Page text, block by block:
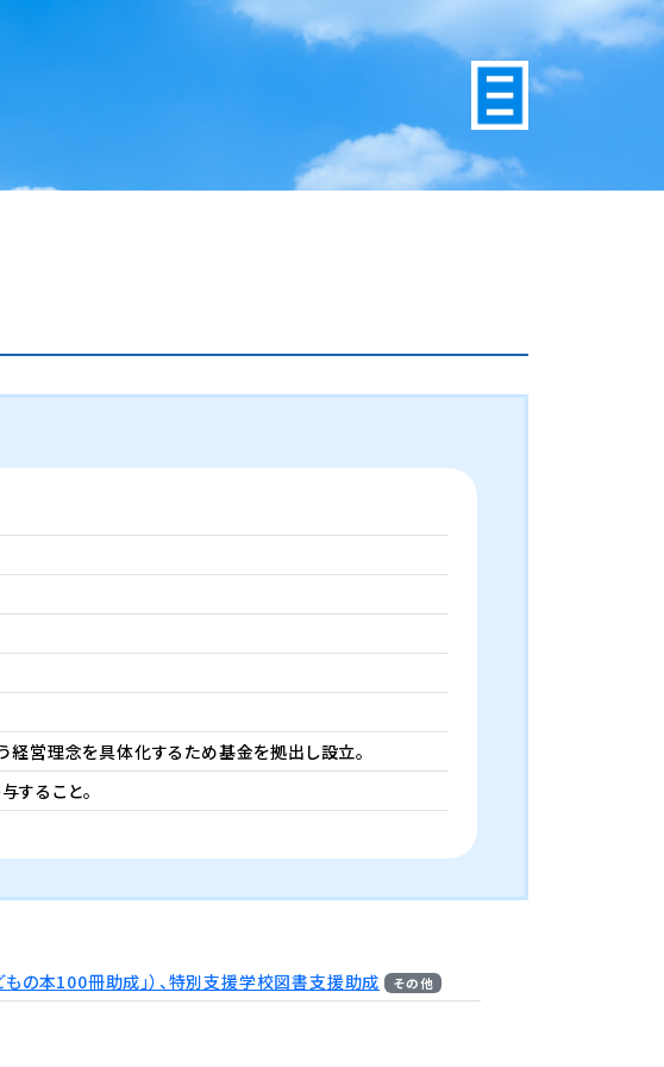
経営理念を具体化するため基金を拠出し設立。
すること。
もの本100冊助成」）、特別支援学校図書支援助成 その他